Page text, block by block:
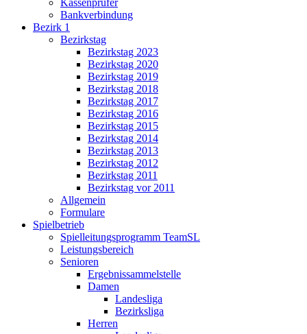
Kassenprüfer
Bankverbindung
Bezirk 1
Bezirkstag
Bezirkstag 2023
Bezirkstag 2020
Bezirkstag 2019
Bezirkstag 2018
Bezirkstag 2017
Bezirkstag 2016
Bezirkstag 2015
Bezirkstag 2014
Bezirkstag 2013
Bezirkstag 2012
Bezirkstag 2011
Bezirkstag vor 2011
Allgemein
Formulare
Spielbetrieb
Spielleitungsprogramm TeamSL
Leistungsbereich
Senioren
Ergebnissammelstelle
Damen
Landesliga
Bezirksliga
Herren